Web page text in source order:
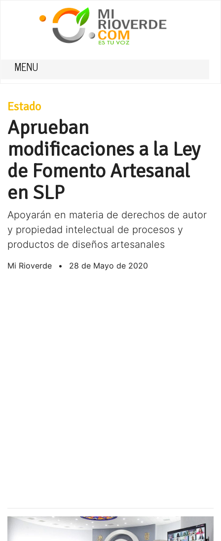
MENU
Estado
Aprueban
modificaciones a la Ley
de Fomento Artesanal
en SLP
Apoyarán en materia de derechos de autor
y propiedad intelectual de procesos y
productos de diseños artesanales
Mi Rioverde • 28 de Mayo de 2020